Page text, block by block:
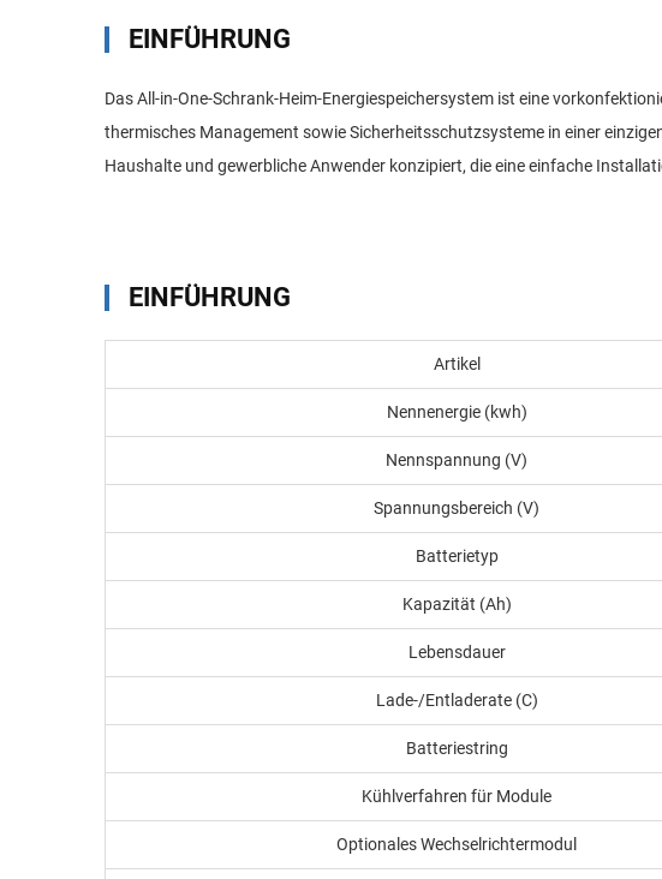
EINFÜHRUNG
Das All-in-One-Schrank-Heim-Energiespeichersystem ist eine
thermisches Management sowie Sicherheitsschutzsysteme in einer
Haushalte und gewerbliche Anwender konzipiert, die eine einfache
EINFÜHRUNG
Artikel
Nennenergie (kwh)
Nennspannung (V)
Spannungsbereich (V)
Batterietyp
Kapazität (Ah)
Lebensdauer
Lade-/Entladerate (C)
Batteriestring
Kühlverfahren für Module
Optionales Wechselrichtermodul